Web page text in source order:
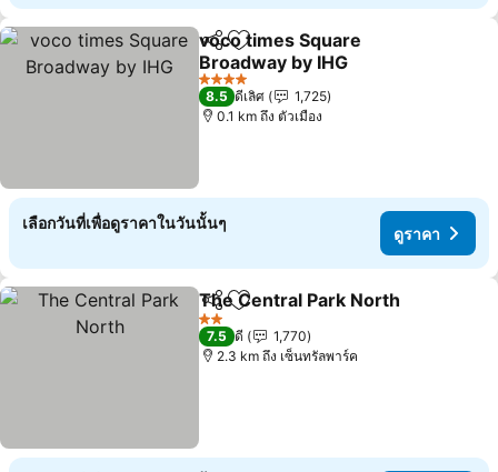
แชร์ เพิ่มในรายการโปรด
voco times Square
Broadway by IHG
ดูราคา
4 ดาว
8.5 ดีเลิศ
1,725
0.1 km ถึง ตัวเมือง
เลือกวันที่เพื่อดูราคาในวันนั้นๆ
ดูราคา
แชร์ เพิ่มในรายการโปรด
The Central Park North
2 ดาว
7.5 ดี
1,770
2.3 km ถึง เซ็นทรัลพาร์ค